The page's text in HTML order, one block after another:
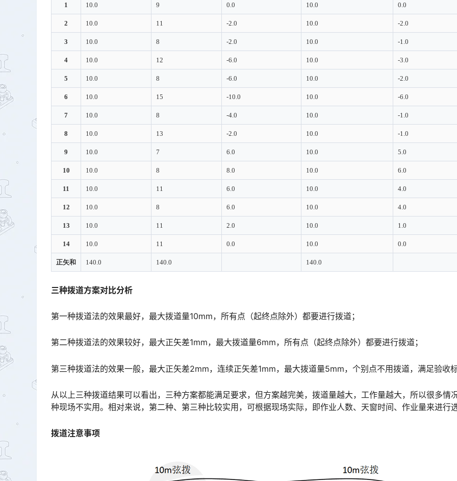
1 10.0 9 0.0 10.0 0.0
2 10.0 11 -2.0 10.0 -2.0
3 10.0 8 -2.0 10.0 -1.0
4 10.0 12 -6.0 10.0 -3.0
5 10.0 8 -6.0 10.0 -2.0
6 10.0 15 -10.0 10.0 -6.0
7 10.0 8 -4.0 10.0 -1.0
8 10.0 13 -2.0 10.0 -1.0
9 10.0 7 6.0 10.0 5.0
10 10.0 8 8.0 10.0 6.0
11 10.0 11 6.0 10.0 4.0
12 10.0 8 6.0 10.0 4.0
13 10.0 11 2.0 10.0 1.0
14 10.0 11 0.0 10.0 0.0
正矢和 140.0 140.0 140.0
三种拨道方案对比分析
第一种拨道法的效果最好，最大拨道量10mm，所有点（起终点除外）都要进行拨道；
第二种拨道法的效果较好，最大正矢差1mm，最大拨道量6mm，所有点（起终点除外）都要进行拨道；
第三种拨道法的效果一般，最大正矢差2mm，连续正矢差1mm，最大拨道量5mm，个别点不用拨道，满足验收
从以上三种拨道结果可以看出，三种方案都能满足要求，但方案越完美，拨道量越大，工作量越大，所以很多情
种现场不实用。相对来说，第二种、第三种比较实用，可根据现场实际，即作业人数、天窗时间、作业量来进行
拨道注意事项